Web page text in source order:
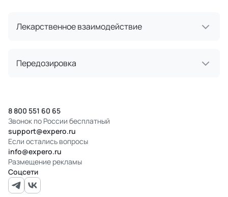
Лекарственное взаимодействие
Передозировка
8 800 551 60 65
Звонок по России бесплатный
support@expero.ru
Если остались вопросы
info@expero.ru
Размещение рекламы
Соцсети